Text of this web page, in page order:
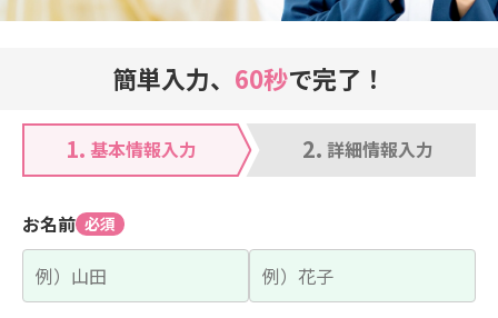
簡単入力、 60秒で完了！
1. 基本情報入力 2. 詳細情報入力
お名前 必須